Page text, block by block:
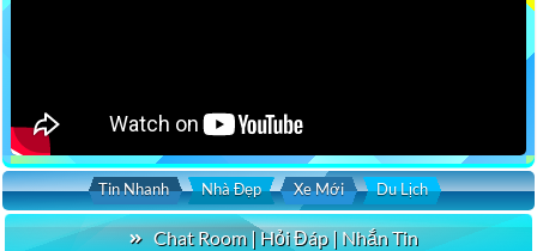
Tin Nhanh Nhà Đẹp Xe Mới Du Lịch
Chat Room | Hỏi Đáp | Nhắn Tin